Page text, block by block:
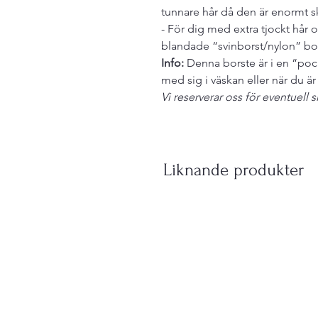
tunnare hår då den är enormt
- För dig med extra tjockt hår
blandade “svinborst/nylon”
Info: Denna borste är i en
med sig i väskan eller när du
Vi reserverar oss för eventuell
Liknande produkter